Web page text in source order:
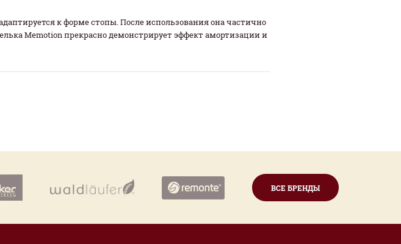
к форме стопы. После использования она частично
Memotion прекрасно демонстрирует эффект амортизации и
ВСЕ БРЕНДЫ